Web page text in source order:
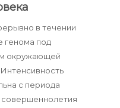
в течении
генома под
окружающей
с периода
совершеннолетия